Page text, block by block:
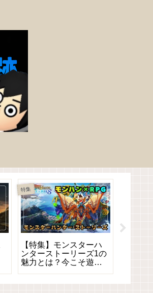
特集
【特集】モンスターハ
ンターストーリーズ1の
魅力とは？今こそ遊び